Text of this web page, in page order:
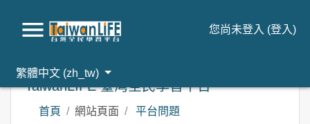
您尚未登入 (登入)
繁體中文 ‎(zh_tw)‎
TaiwanLIFE 臺灣全民學習平台
首頁 網站頁面 平台問題